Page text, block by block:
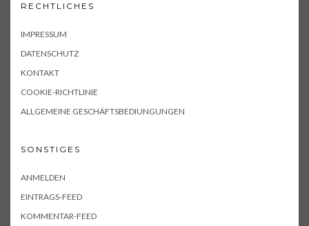
RECHTLICHES
IMPRESSUM
DATENSCHUTZ
KONTAKT
COOKIE-RICHTLINIE
ALLGEMEINE GESCHÄFTSBEDIUNGUNGEN
SONSTIGES
ANMELDEN
EINTRAGS-FEED
KOMMENTAR-FEED